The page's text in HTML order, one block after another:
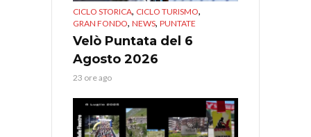
CICLO STORICA, CICLO TURISMO,
GRAN FONDO, NEWS, PUNTATE
Velò Puntata del 6
Agosto 2026
23 ore ago